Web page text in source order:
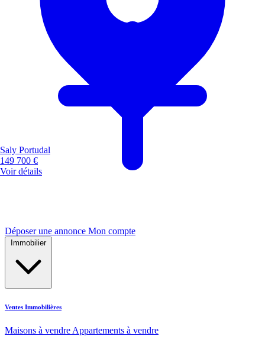
Déposer une annonce Mon compte
Immobilier
Ventes Immobilières
Maisons à vendre Appartements à vendre
Saly Portudal
149 700 €
Voir détails